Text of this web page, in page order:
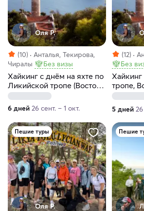
Оля Р.
(10)
Анталья, Текирова,
Чиралы
Без визы
Xайкинг c днём на яхте по
Ликийской тропе (Восток).
Без рюкзаков, в отелях
6 дней 26 сент. – 1 окт.
(12)
Без
тропе,
5 дней
Пешие туры
Оля Р.
Пешие